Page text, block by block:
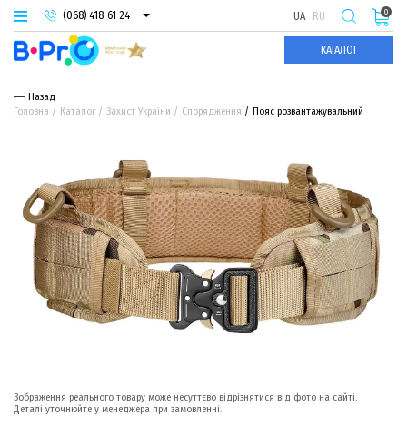
(068) 418-61-24
(093) 974-66-94
(095) 987-29-55
UA RU
КАТАЛОГ
0
Назад
Головна
Каталог Захист України Спорядження Пояс розвантажувальний
Зображення реального товару може несуттєво відрізнятися від фото на сайті.
Деталі уточнюйте у менеджера при замовленні.